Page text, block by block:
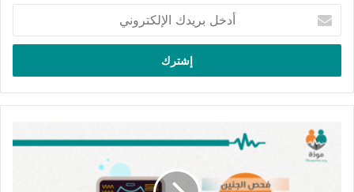
أهم هذه الأضرار التي قد يكون سببًا فيها ما يأتي:
سرطان عنق الرحم.
سرطان الفرج.
سرطان القضيب.
بريدك
الإلكتروني
فحص
الجنين
والإصابة